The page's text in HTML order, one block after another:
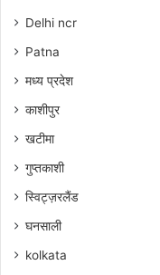
Delhi ncr
Patna
मध्य प्रदेश
काशीपुर
खटीमा
गुप्तकाशी
स्विट्ज़रलैंड
घनसाली
kolkata